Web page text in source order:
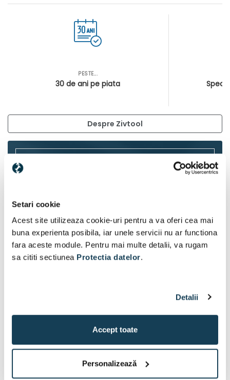
Setari cookie
Acest site utilizeaza cookie-uri pentru a va oferi cea mai
buna experienta posibila, iar unele servicii nu ar functiona
fara aceste module. Pentru mai multe detalii, va rugam
sa cititi sectiunea Protectia datelor.
Detalii
Accept toate
Personalizează
PESTE...
30 de ani pe piata
Despre Zivtool
Devino si TU membru al Clubului de Unelte
Zivtool
Oferte exclusive in fiecare luna.
Oferte cu stoc limitat.